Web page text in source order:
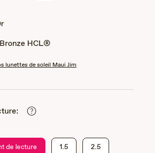
Bronze HCL®
lunettes de soleil Maui Jim
de lecture 1.5 2.5